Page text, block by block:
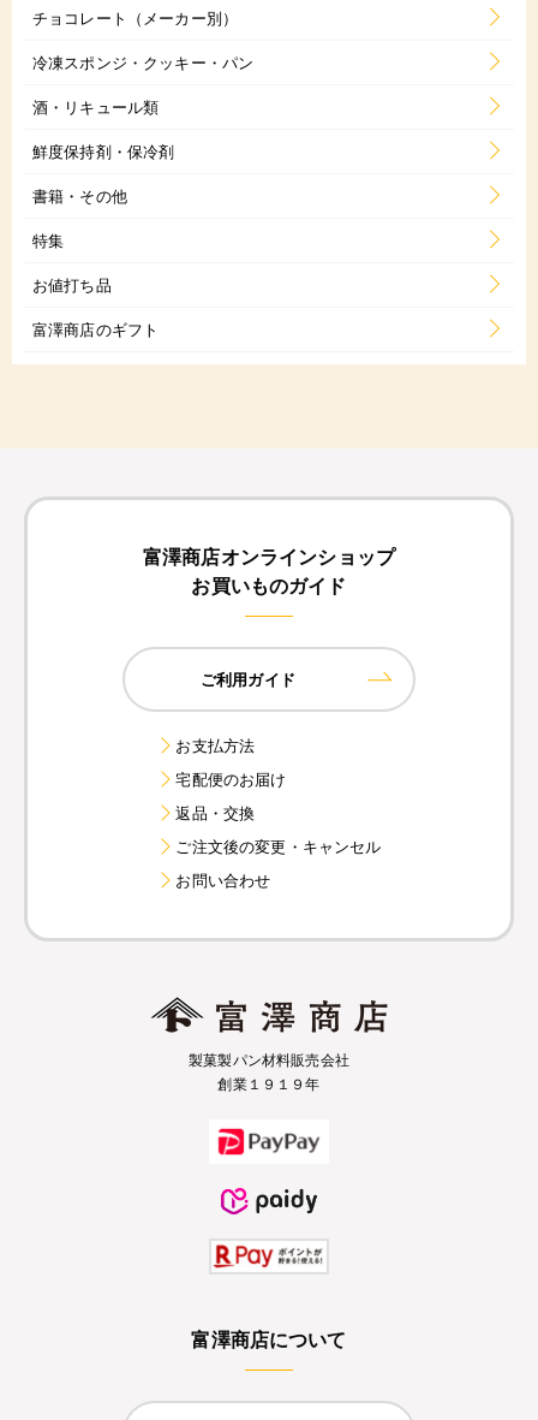
チョコレート（メーカー別）
冷凍スポンジ・クッキー・パン
酒・リキュール類
鮮度保持剤・保冷剤
書籍・その他
特集
お値打ち品
富澤商店のギフト
富澤商店オンラインショップ
お買いものガイド
ご利用ガイド
お支払方法
宅配便のお届け
返品・交換
ご注文後の変更・キャンセル
お問い合わせ
製菓製パン材料販売会社
創業１９１９年
富澤商店について